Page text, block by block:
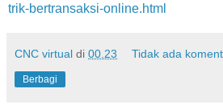
trik-bertransaksi-online.html
CNC virtual di 00.23 Tidak ada
Berbagi